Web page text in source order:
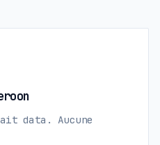
data. Aucune